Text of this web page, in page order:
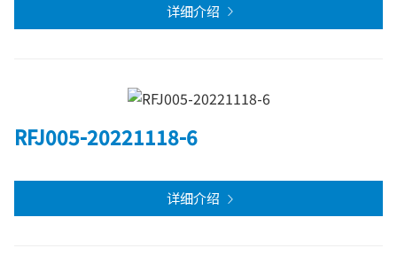
详细介绍
RFJ005-20221118-6
详细介绍